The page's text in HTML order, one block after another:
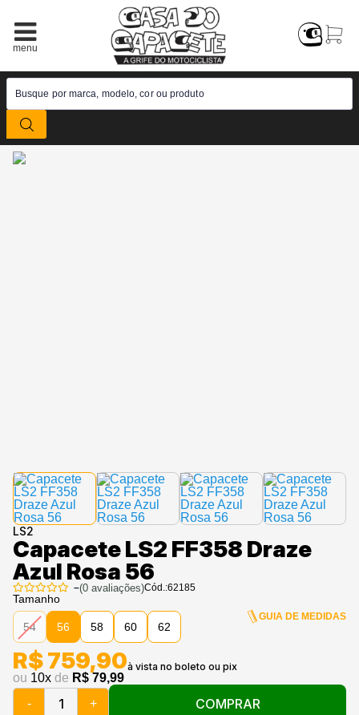
LS2
Capacete LS2 FF358 Draze
Azul Rosa 56
–(0avaliações)Cód.:62185
Tamanho
54 56 58 60 62
GUIA DE MEDIDAS
ou 10x de R$ 79,99
R$ 759,90
- + COMPRAR